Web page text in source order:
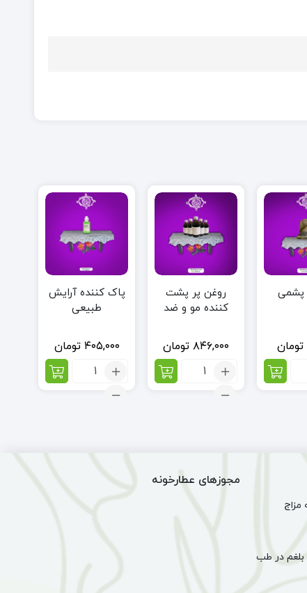
پشمی
تومان
روغن پر پشت
کننده مو و ضد
۸۴۶,۰۰۰ تومان
تعداد:
ریزش
پاک کننده آرایش
طبیعی
۴۰۵,۰۰۰ تومان
تعداد:
بلغم در طب
مجوزهای عطارخونه